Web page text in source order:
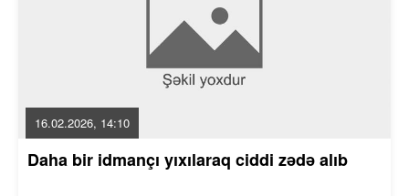
16.02.2026, 14:10
Daha bir idmançı yıxılaraq ciddi zədə alıb